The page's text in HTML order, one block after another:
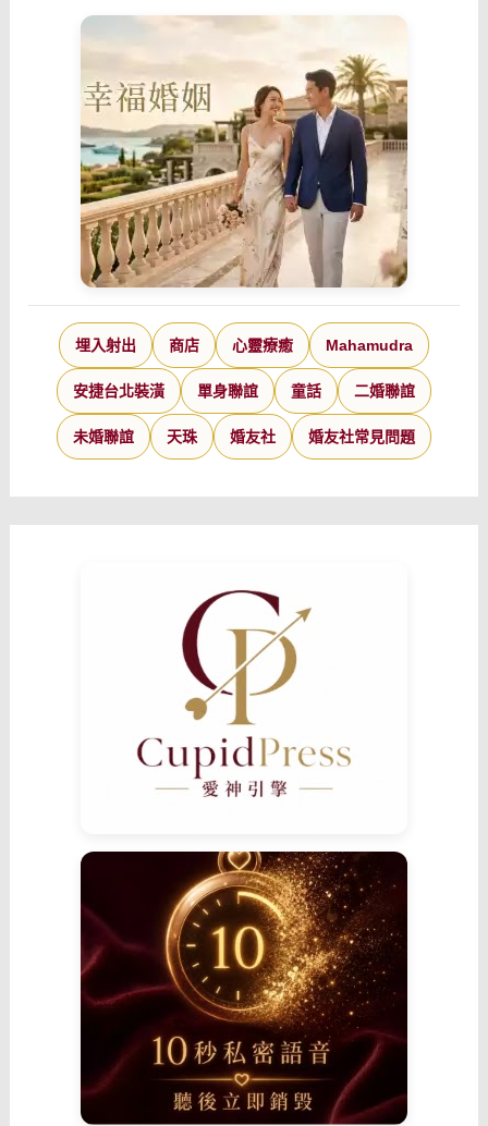
埋入射出 商店 心靈療癒 Mahamudra
安捷台北裝潢 單身聯誼 童話 二婚聯誼
未婚聯誼 天珠 婚友社 婚友社常見問題